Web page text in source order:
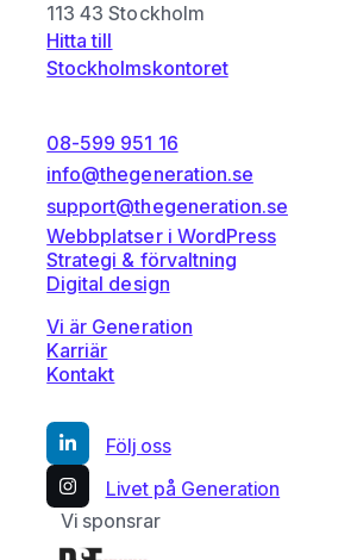
113 43 Stockholm
Hitta till
Stockholmskontoret
08-599 951 16
info@thegeneration.se
support@thegeneration.se
Webbplatser i WordPress
Strategi & förvaltning
Digital design
Vi är Generation
Karriär
Kontakt
Följ oss
Livet på Generation
Vi sponsrar